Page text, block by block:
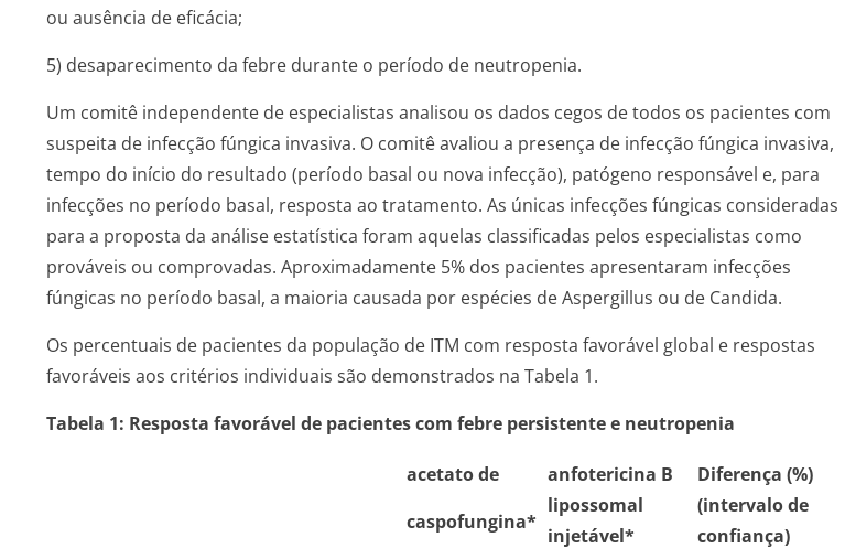
ou ausência de eficácia;
5) desaparecimento da febre durante o período de neutropenia.
Um comitê independente de especialistas analisou os dados cegos de todos os pacientes com
suspeita de infecção fúngica invasiva. O comitê avaliou a presença de infecção fúngica invasiva,
tempo do início do resultado (período basal ou nova infecção), patógeno responsável e, para
infecções no período basal, resposta ao tratamento. As únicas infecções fúngicas consideradas
para a proposta da análise estatística foram aquelas classificadas pelos especialistas como
prováveis ou comprovadas. Aproximadamente 5% dos pacientes apresentaram infecções
fúngicas no período basal, a maioria causada por espécies de Aspergillus ou de Candida.
Os percentuais de pacientes da população de ITM com resposta favorável global e respostas
favoráveis aos critérios individuais são demonstrados na Tabela 1.
Tabela 1: Resposta favorável de pacientes com febre persistente e neutropenia
acetato de
caspofungina*
anfotericina B
lipossomal
injetável*
Diferença (%)
(intervalo de
confiança)